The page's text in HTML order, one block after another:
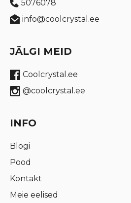
5076078
info@coolcrystal.ee
JÄLGI MEID
Coolcrystal.ee
@coolcrystal.ee
INFO
Blogi
Pood
Kontakt
Meie eelised